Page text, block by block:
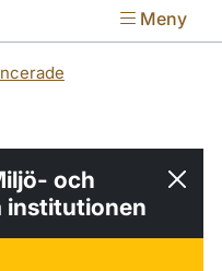
Meny
och
institutionen